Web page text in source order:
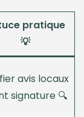
pratique
💡
avis locaux
signature 🔍